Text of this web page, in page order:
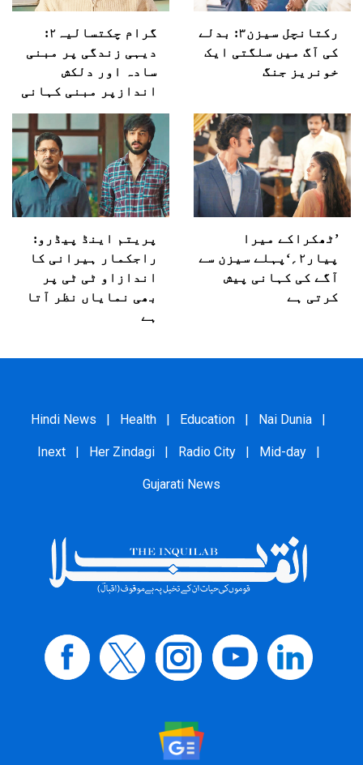
رکتانچل سیزن۳: بدلے
کی آگ میں سلگتی ایک
خونریز جنگ
گرام چکتسالیہ۲:
دیہی زندگی پر مبنی
سادہ اور دلکش
اندازپر مبنی کہانی
’ٹھکراکے میرا
پیار۲؍‘پہلے سیزن سے
آگے کی کہانی پیش
کرتی ہے
پریتم اینڈ پیڈرو:
راجکمار ہیرانی کا
اندازاو ٹی ٹی پر
بھی نمایاں نظر آتا
ہے
Hindi News | Health | Education | Nai Dunia |
Inext | Her Zindagi | Radio City | Mid-day |
Gujarati News